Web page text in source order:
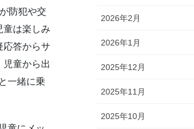
防犯や交
童は楽しみ
応答からサ
児童から出
一緒に乗
2026年2月
2026年1月
2025年12月
2025年11月
2025年10月